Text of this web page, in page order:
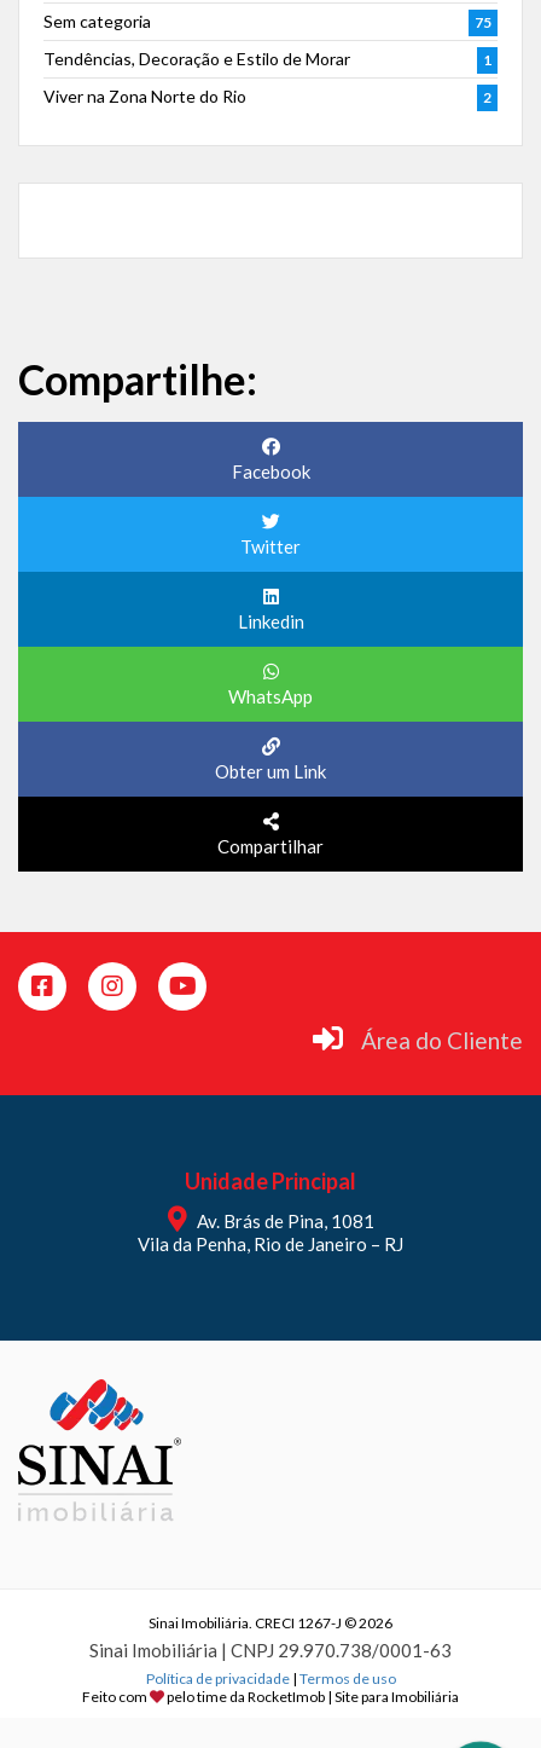
Sem categoria 75
Tendências, Decoração e Estilo de Morar 1
Viver na Zona Norte do Rio 2
Compartilhe:
Facebook
Twitter
Linkedin
WhatsApp
Obter um Link
Compartilhar
Área do Cliente
Unidade Principal
Av. Brás de Pina, 1081
Vila da Penha, Rio de Janeiro – RJ
Sinai Imobiliária. CRECI 1267-J © 2026
Sinai Imobiliária | CNPJ 29.970.738/0001-63
Política de privacidade| Termos de uso
Feito com
pelo time da RocketImob | Site para Imobiliária